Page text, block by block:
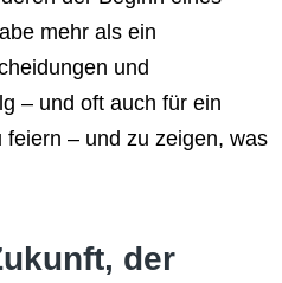
mehr als ein
und
– und oft auch für ein
– und zu zeigen, was
der